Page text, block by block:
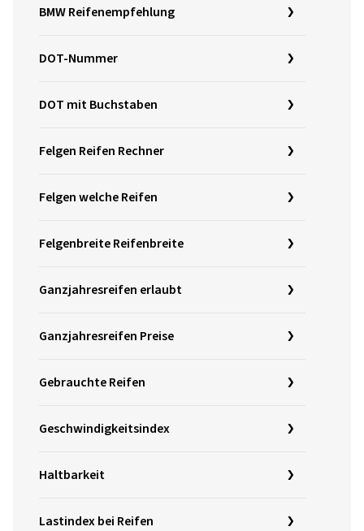
BMW Reifenempfehlung
DOT-Nummer
DOT mit Buchstaben
Felgen Reifen Rechner
Felgen welche Reifen
Felgenbreite Reifenbreite
Ganzjahresreifen erlaubt
Ganzjahresreifen Preise
Gebrauchte Reifen
Geschwindigkeitsindex
Haltbarkeit
Lastindex bei Reifen